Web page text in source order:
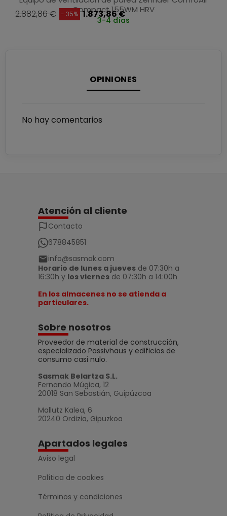
Compact 155WM HRV
2.882,86 € - 35% 1.873,86 €
3-4 días
OPINIONES
No hay comentarios
Atención al cliente
Contacto
678845851
info@sasmak.com
Horario de lunes a jueves de 07:30h a
16:30h y los viernes de 07:30h a 14:00h
En los almacenes no se atienda a
particulares.
Sobre nosotros
Proveedor de material de construcción,
especializado Passivhaus y edificios de
consumo casi nulo.
Sasmak Belartza S.L.
Fernando Múgica, 12
20018 San Sebastián, Guipúzcoa
Mallutz Kalea, 6
20240 Ordizia, Gipuzkoa
Apartados legales
Aviso legal
Política de cookies
Términos y condiciones